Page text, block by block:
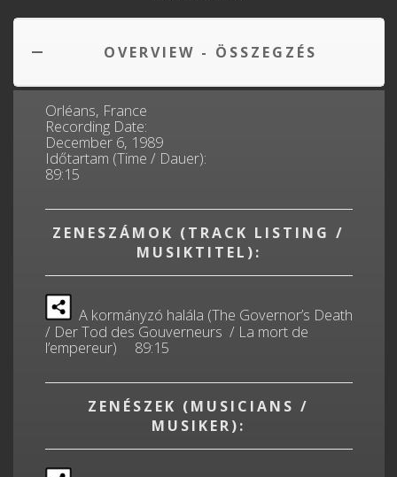
OVERVIEW - ÖSSZEGZÉS
Orléans, France
Recording Date:
December 6, 1989
Időtartam (Time / Dauer):
89:15
ZENESZÁMOK (TRACK LISTING /
MUSIKTITEL):
A kormányzó halála (The Governor’s Death
/ Der Tod des Gouverneurs / La mort de
l’empereur) 89:15
ZENÉSZEK (MUSICIANS /
MUSIKER):